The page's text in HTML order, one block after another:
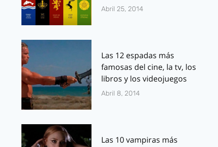
Abril 25, 2014
Las 12 espadas más
famosas del cine, la tv, los
libros y los videojuegos
Abril 8, 2014
Las 10 vampiras más